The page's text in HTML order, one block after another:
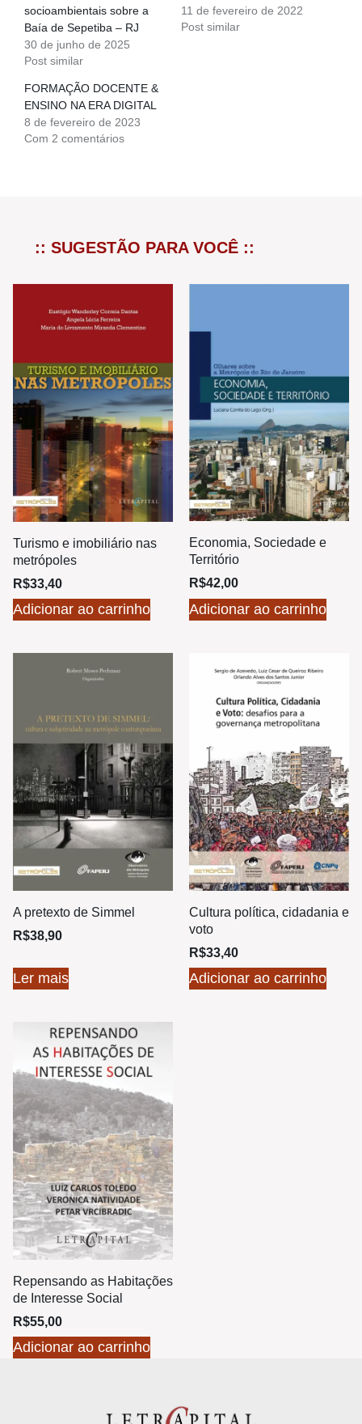
socioambientais sobre a
Baía de Sepetiba – RJ
30 de junho de 2025
Post similar
11 de fevereiro de 2022
Post similar
FORMAÇÃO DOCENTE &
ENSINO NA ERA DIGITAL
8 de fevereiro de 2023
Com 2 comentários
:: SUGESTÃO PARA VOCÊ ::
Turismo e imobiliário nas
metrópoles
R$33,40
Adicionar ao carrinho
Economia, Sociedade e
Território
R$42,00
Adicionar ao carrinho
A pretexto de Simmel
R$38,90
Ler mais
Cultura política, cidadania e
voto
R$33,40
Adicionar ao carrinho
Repensando as Habitações
de Interesse Social
R$55,00
Adicionar ao carrinho